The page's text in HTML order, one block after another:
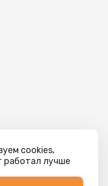
cookies,
работал лучше